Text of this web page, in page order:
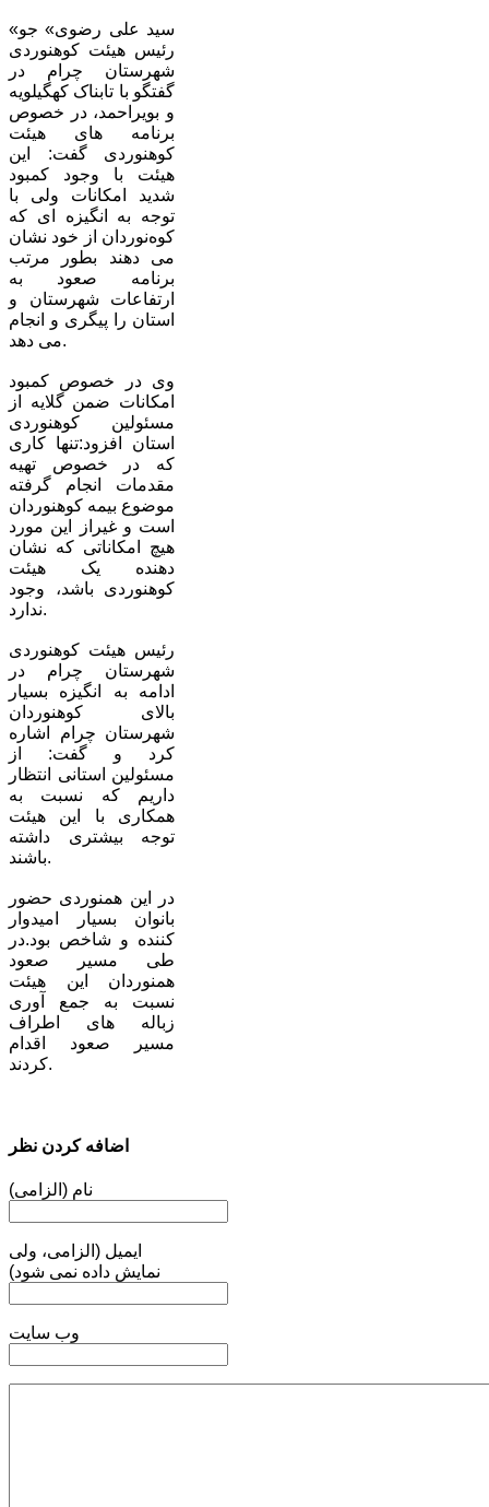
«سید علی رضوی» جو
رئیس هیئت کوهنوردی
شهرستان چرام در
گفتگو با تابناک کهگیلویه
و بویراحمد، در خصوص
برنامه های هیئت
کوهنوردی گفت: این
هیئت با وجود کمبود
شدید امکانات ولی با
توجه به انگیزه ای که
کوه‌نوردان از خود نشان
می دهند بطور مرتب
برنامه صعود به
ارتفاعات شهرستان و
استان را پیگری و انجام
می دهد.
وی در خصوص کمبود
امکانات ضمن گلایه از
مسئولین کوهنوردی
استان افزود:تنها کاری
که در خصوص تهیه
مقدمات انجام گرفته
موضوع بیمه کوهنوردان
است و غیراز این مورد
هیچ امکاناتی که نشان
دهنده یک هیئت
کوهنوردی باشد، وجود
ندارد.
رئیس هیئت کوهنوردی
شهرستان چرام در
ادامه به انگیزه بسیار
بالای کوهنوردان
شهرستان چرام اشاره
کرد و گفت: از
مسئولین استانی انتظار
داریم که نسبت به
همکاری با این هیئت
توجه بیشتری داشته
باشند.
در این همنوردی حضور
بانوان بسیار امیدوار
کننده و شاخص بود.در
طی مسیر صعود
همنوردان این هیئت
نسبت به جمع آوری
زباله های اطراف
مسیر صعود اقدام
کردند.
اضافه کردن نظر
نام (الزامی)
ایمیل (الزامی، ولی
نمایش داده نمی شود)
وب سایت